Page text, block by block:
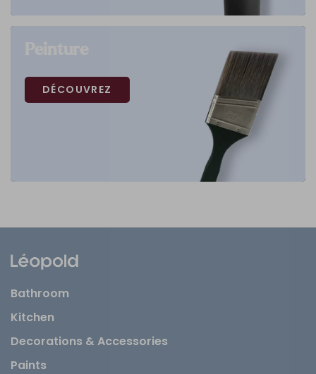
DÉCOUVREZ
Bathroom
Kitchen
Decorations & Accessories
Paints